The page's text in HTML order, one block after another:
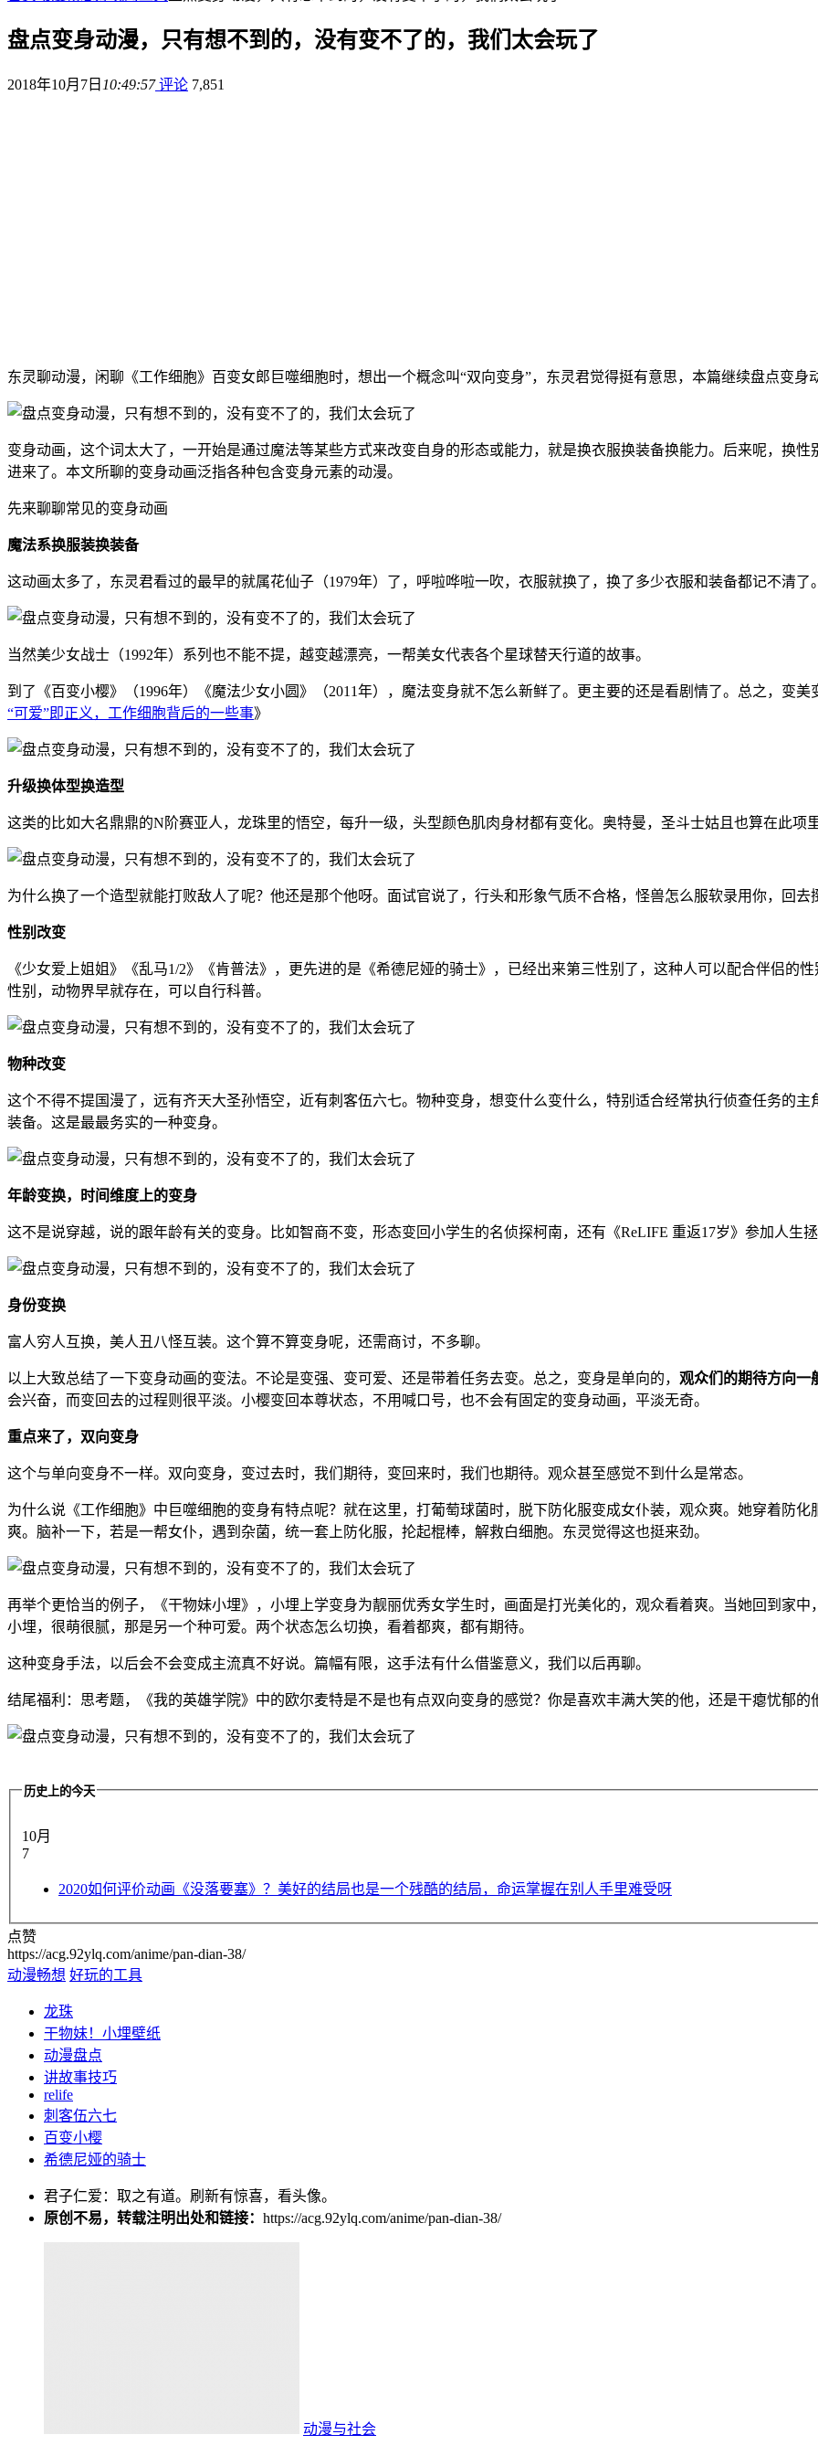
盘点变身动漫，只有想不到的，没有变不了的，我们太会玩了
2018年10月7日 10:49:57评论 7,851
东灵聊动漫，闲聊《工作细胞》百变女郎巨噬细胞时，想出一个概念叫“双向变身”，东灵君觉得挺有意思，本篇继续盘点变身
变身动画，这个词太大了，一开始是通过魔法等某些方式来改变自身的形态或能力，就是换衣服换装备换能力。后来呢，换
进来了。本文所聊的变身动画泛指各种包含变身元素的动漫。
先来聊聊常见的变身动画
魔法系换服装换装备
这动画太多了，东灵君看过的最早的就属花仙子（1979年）了，呼啦哗啦一吹，衣服就换了，换了多少衣服和装备都记不清了
当然美少女战士（1992年）系列也不能不提，越变越漂亮，一帮美女代表各个星球替天行道的故事。
到了《百变小樱》（1996年）《魔法少女小圆》（2011年），魔法变身就不怎么新鲜了。更主要的还是看剧情了。总之，变
“可爱”即正义，工作细胞背后的一些事》
升级换体型换造型
这类的比如大名鼎鼎的N阶赛亚人，龙珠里的悟空，每升一级，头型颜色肌肉身材都有变化。奥特曼，圣斗士姑且也算在此项
为什么换了一个造型就能打败敌人了呢？他还是那个他呀。面试官说了，行头和形象气质不合格，怪兽怎么服软录用你，回去
性别改变
《少女爱上姐姐》《乱马1/2》《肯普法》，更先进的是《希德尼娅的骑士》，已经出来第三性别了，这种人可以配合伴侣的
性别，动物界早就存在，可以自行科普。
物种改变
这个不得不提国漫了，远有齐天大圣孙悟空，近有刺客伍六七。物种变身，想变什么变什么，特别适合经常执行侦查任务的
装备。这是最最务实的一种变身。
年龄变换，时间维度上的变身
这不是说穿越，说的跟年龄有关的变身。比如智商不变，形态变回小学生的名侦探柯南，还有《ReLIFE 重返17岁》参加人生
身份变换
富人穷人互换，美人丑八怪互装。这个算不算变身呢，还需商讨，不多聊。
以上大致总结了一下变身动画的变法。不论是变强、变可爱、还是带着任务去变。总之，变身是单向的， 观众们的期待方向一
会兴奋，而变回去的过程则很平淡。小樱变回本尊状态，不用喊口号，也不会有固定的变身动画，平淡无奇。
重点来了，双向变身
这个与单向变身不一样。双向变身，变过去时，我们期待，变回来时，我们也期待。观众甚至感觉不到什么是常态。
为什么说《工作细胞》中巨噬细胞的变身有特点呢？就在这里，打葡萄球菌时，脱下防化服变成女仆装，观众爽。她穿着防
爽。脑补一下，若是一帮女仆，遇到杂菌，统一套上防化服，抡起棍棒，解救白细胞。东灵觉得这也挺来劲。
再举个更恰当的例子，《干物妹小埋》，小埋上学变身为靓丽优秀女学生时，画面是打光美化的，观众看着爽。当她回到家
小埋，很萌很腻，那是另一个种可爱。两个状态怎么切换，看着都爽，都有期待。
这种变身手法，以后会不会变成主流真不好说。篇幅有限，这手法有什么借鉴意义，我们以后再聊。
结尾福利：思考题，《我的英雄学院》中的欧尔麦特是不是也有点双向变身的感觉？你是喜欢丰满大笑的他，还是干瘪忧郁
历史上的今天
10月
7
2020如何评价动画《没落要塞》？美好的结局也是一个残酷的结局，命运掌握在别人手里难受呀
点赞
https://acg.92ylq.com/anime/pan-dian-38/
动漫畅想 好玩的工具
龙珠
干物妹！小埋壁纸
动漫盘点
讲故事技巧
relife
刺客伍六七
百变小樱
希德尼娅的骑士
君子仁爱：取之有道。刷新有惊喜，看头像。
原创不易，转载注明出处和链接： https://acg.92ylq.com/anime/pan-dian-38/
动漫与社会